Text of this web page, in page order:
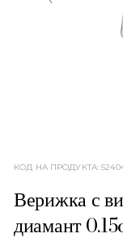
КОД НА ПРОДУКТА:
Верижка с
диамант